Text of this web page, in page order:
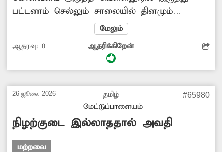
பட்டணம் செல்லும் சாலையில் தினமும்
ஏராளமான வாகனங்கள் சென்று வருகின்றன.
ஆனால் அந்த சாலை பல ஆண்டுகளாக
மிகவும் பழுதடைந்து குண்டும், குழியுமாக
காணப்படுகின்றன. இதனால் அவ்வப்போது
காரணமாக அந்த வழியாக சென்று வரும்
வாகன ஓட்டிகள் கடும் அவதிப்பட்டு
வருகிறார்கள். எனவே அந்த சாலையை
சீரமைக்க அதிகாரிகள் ஆவன செய்ய
வேண்டும்.
மேலும்
ஆதரவு: 0 ஆதரிக்கிறேன்
26 ஜூலை 2026
தமிழ்
மேட்டுப்பாளையம்
#65980
நிழற்குடை இல்லாததால் அவதி
மற்றவை